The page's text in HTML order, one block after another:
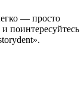
— просто
поинтересуйтесь